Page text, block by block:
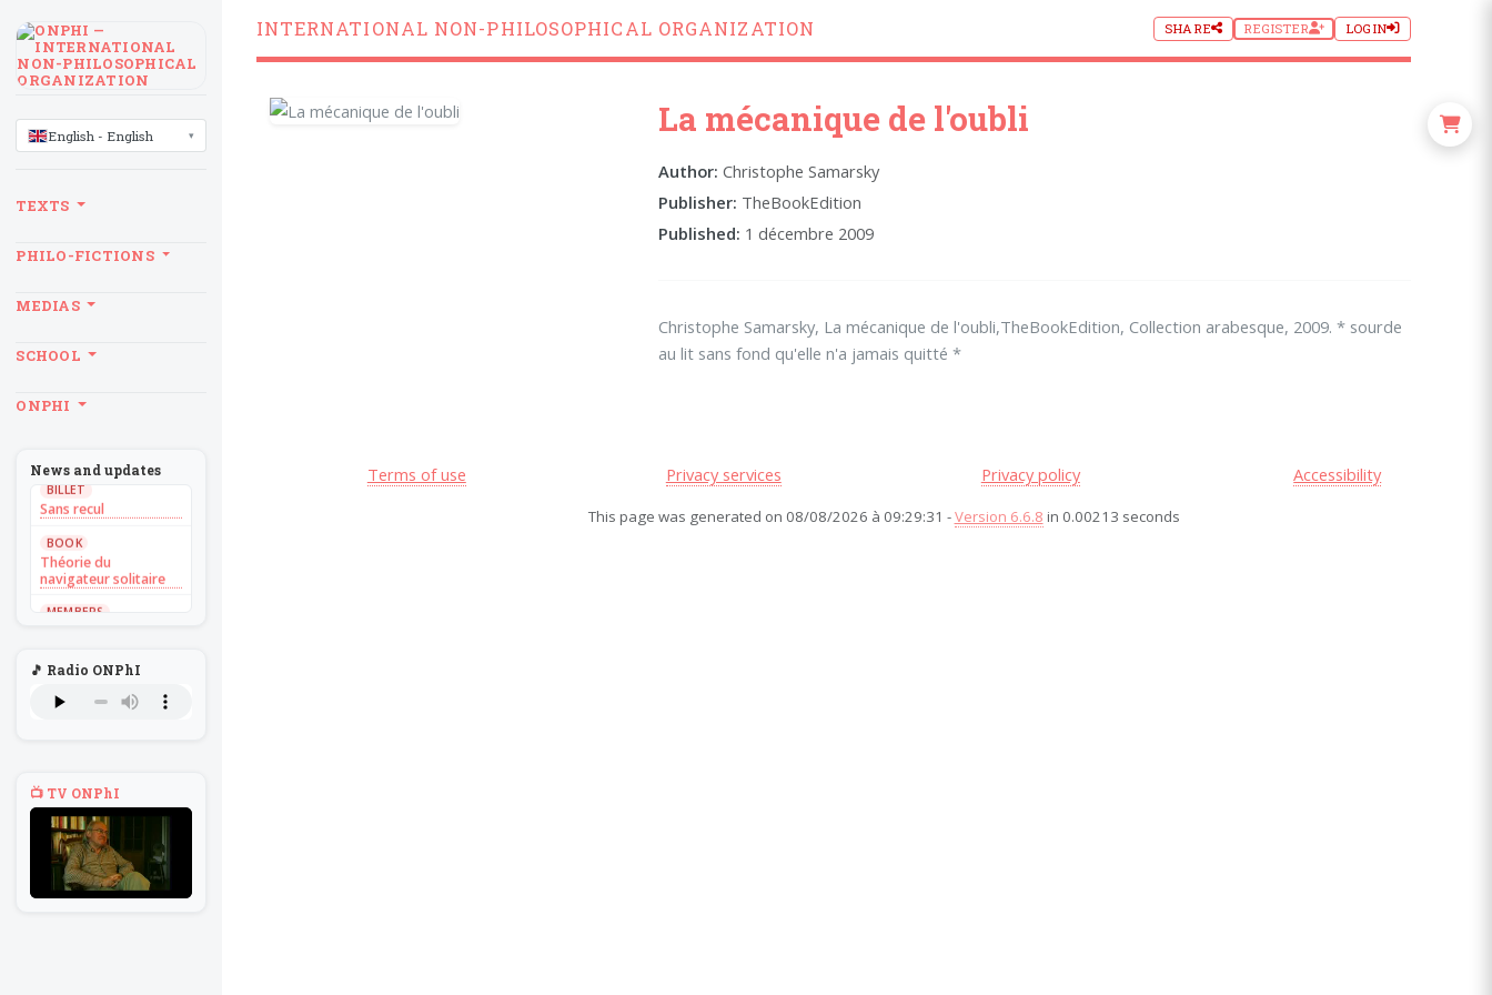
INTERNATIONAL NON-PHILOSOPHICAL ORGANIZATION SHARE REGISTER LOGIN
La mécanique de l'oubli
Author: Christophe Samarsky
Publisher: TheBookEdition
Published: 1 décembre 2009
Christophe Samarsky, La mécanique de l'oubli,TheBookEdition, Collection arabesque, 2009. * sourde
au lit sans fond qu'elle n'a jamais quitté *
Terms of use Privacy services Privacy policy Accessibility
This page was generated on 08/08/2026 à 09:29:31 -Version 6.6.8 in 0.00213 seconds
LANGUAGE
English - English
TEXTS
PHILO-FICTIONS
MEDIAS
SCHOOL
ONPHI
News and updates
BILLET
Sans recul
BOOK
Théorie du
navigateur solitaire
MEMBERS
NEWS
Introduire
l'hypothèse en
philosophie
au feu direct
BILLET
Sans recul
BOOK
Théorie du
🎵 Radio ONPhI
📺 TV ONPhI